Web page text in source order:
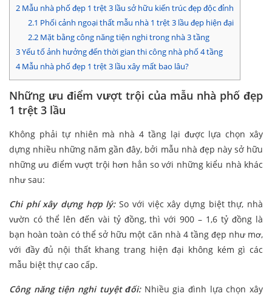
2 Mẫu nhà phố đẹp 1 trệt 3 lầu sở hữu kiến trúc đẹp độc đỉnh
2.1 Phối cảnh ngoại thất mẫu nhà 1 trệt 3 lầu đẹp hiện đại
2.2Mặt bằng công năng tiện nghi trong nhà 3 tầng
3Yếu tố ảnh hưởng đến thời gian thi công nhà phố 4 tầng
4Mẫu nhà phố đẹp 1 trệt 3 lầu xây mất bao lâu?
Những ưu điểm vượt trội của mẫu nhà phố đẹp
1 trệt 3 lầu
Không phải tự nhiên mà nhà 4 tầng lại được lựa chọn xây
dựng nhiều những năm gần đây, bởi mẫu nhà đẹp này sở hữu
những ưu điểm vượt trội hơn hẳn so với những kiểu nhà khác
như sau:
Chi phí xây dựng hợp lý:So với việc xây dựng biệt thự, nhà
vườn có thể lên đến vài tỷ đồng, thì với 900 – 1,6 tỷ đồng là
bạn hoàn toàn có thể sở hữu một căn nhà 4 tầng đẹp như mơ,
với đầy đủ nội thất khang trang hiện đại không kém gì các
mẫu biệt thự cao cấp.
Công năng tiện nghi tuyệt đối:Nhiều gia đình lựa chọn xây